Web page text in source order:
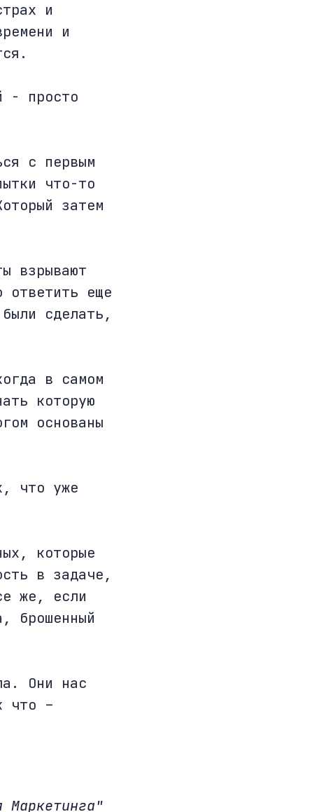
и
и
- просто
с первым
что-то
затем
взрывают
ответить еще
сделать,
в самом
которую
основаны
что уже
которые
в задаче,
же, если
брошенный
Они нас
что –
Маркетинга"